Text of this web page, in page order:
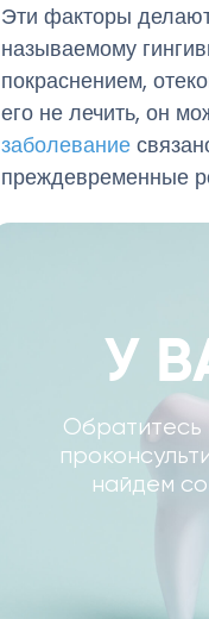
Эти факторы
называемому
покраснением,
его не лечить, он
заболевание
преждевременные
У
Обратитесь
найдем